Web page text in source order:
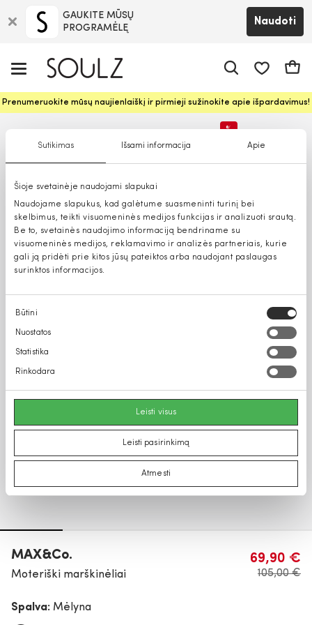
Sutikimas Išsami informacija Apie
Šioje svetainėje naudojami slapukai
Naudojame slapukus, kad galėtume suasmeninti turinį bei
skelbimus, teikti visuomeninės medijos funkcijas ir analizuoti srautą.
Be to, svetainės naudojimo informaciją bendriname su
visuomeninės medijos, reklamavimo ir analizės partneriais, kurie
gali ją pridėti prie kitos jūsų pateiktos arba naudojant paslaugas
surinktos informacijos.
Sutikimo
pasirinkimas
Būtini
Nuostatos
Statistika
Rinkodara
Leisti visus
Leisti pasirinkimą
Atmesti
GAUKITE MŪSŲ
PROGRAMĖLĘ
Naudoti
Prenumeruokite mūsų naujienlaiškį ir pirmieji sužinokite apie išpardavimus!
%
Tik parduotuvėse
MAX&Co.
Moteriški marškinėliai
69,90 €
105,00 €
Spalva: Mėlyna